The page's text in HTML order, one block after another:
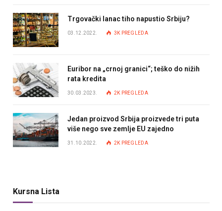
Trgovački lanac tiho napustio Srbiju?
03.12.2022. 3K PREGLEDA
Euribor na „crnoj granici“; teško do nižih
rata kredita
30.03.2023. 2K PREGLEDA
Jedan proizvod Srbija proizvede tri puta
više nego sve zemlje EU zajedno
31.10.2022. 2K PREGLEDA
Kursna Lista